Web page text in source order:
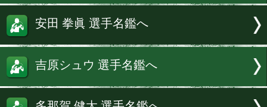
になったなと感じました。単純に楽し
と充実感を口にした。